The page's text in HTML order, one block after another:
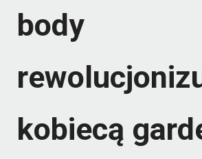
body
kobiecą